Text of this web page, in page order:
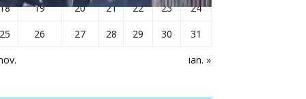
ian. »
19 20 21 22 23
24
25
26 27 28 29 30 31